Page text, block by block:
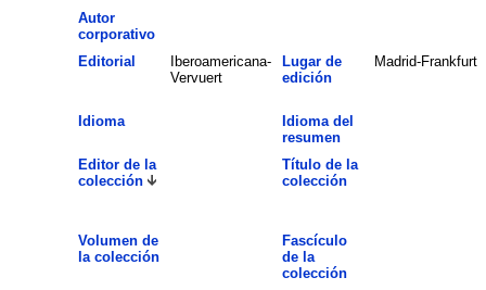
Autor
corporativo
Editorial
Iberoamericana-
Vervuert
Lugar de
edición
Madrid-Frankfurt
Idioma
Idioma del
resumen
Editor de la
colección
Título de la
colección
Volumen de
la colección
Fascículo
de la
colección